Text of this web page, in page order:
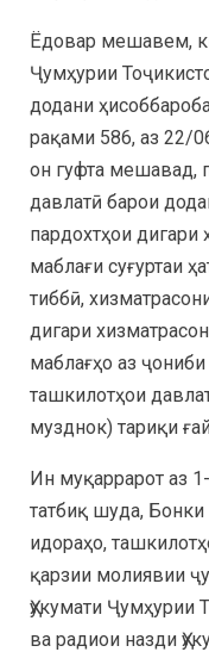
Ёдовар мешавем,
Ҷумҳурии
додани
рақами 586, аз 22/
он гуфта мешавад,
давлатӣ барои
пардохтҳои дигари
маблағи суғуртаи
тиббӣ,
дигари
маблағҳо аз
ташкилотҳои
музднок) тариқи
Ин муқаррарот аз
татбиқ шуда, Бонки
идораҳо,
қарзии молиявии
Ҳукумати Ҷумҳурии
ва радиои назди